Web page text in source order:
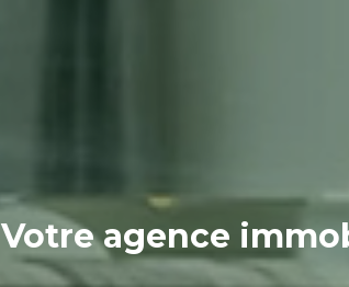
Votre agence